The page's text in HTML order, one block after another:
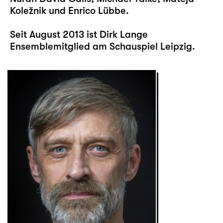
Koležnik und Enrico Lübbe.
Seit August 2013 ist Dirk Lange
Ensemblemitglied am Schauspiel Leipzig.